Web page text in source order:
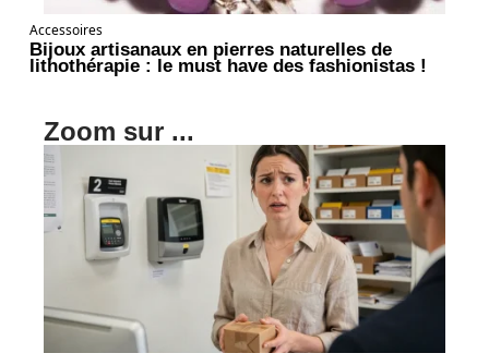
Accessoires
Bijoux artisanaux en pierres naturelles de
lithothérapie : le must have des fashionistas !
Zoom sur ...